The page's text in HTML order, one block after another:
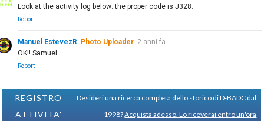
Look at the activity log below: the proper code is J328.
Report
Manuel EstevezR Photo Uploader 2 anni fa
OK!! Samuel
Report
REGISTRO
ATTIVITA'
Desideri una ricerca completa dello storico di D-BADC dal
1998?Acquista adesso. Lo riceverai entro un'ora